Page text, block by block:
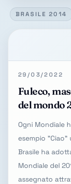
BRASILE 2014
29/03/2022
Fuleco,
del mondo
Ogni Mondiale
esempio "Ciao"
Brasile ha
Mondiale del
assegnato